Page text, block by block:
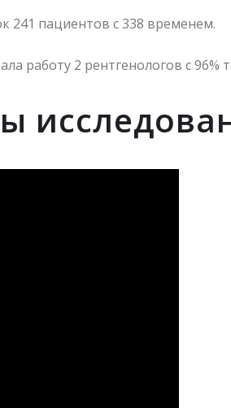
241 пациентов с 338 временем.
работу 2 рентгенологов с 96%